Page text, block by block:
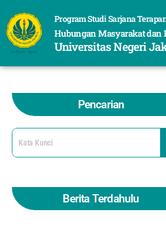
Program Studi Sarjana
Hubungan Masyarakat
Universitas Negeri
Pencarian
Berita Terdahulu